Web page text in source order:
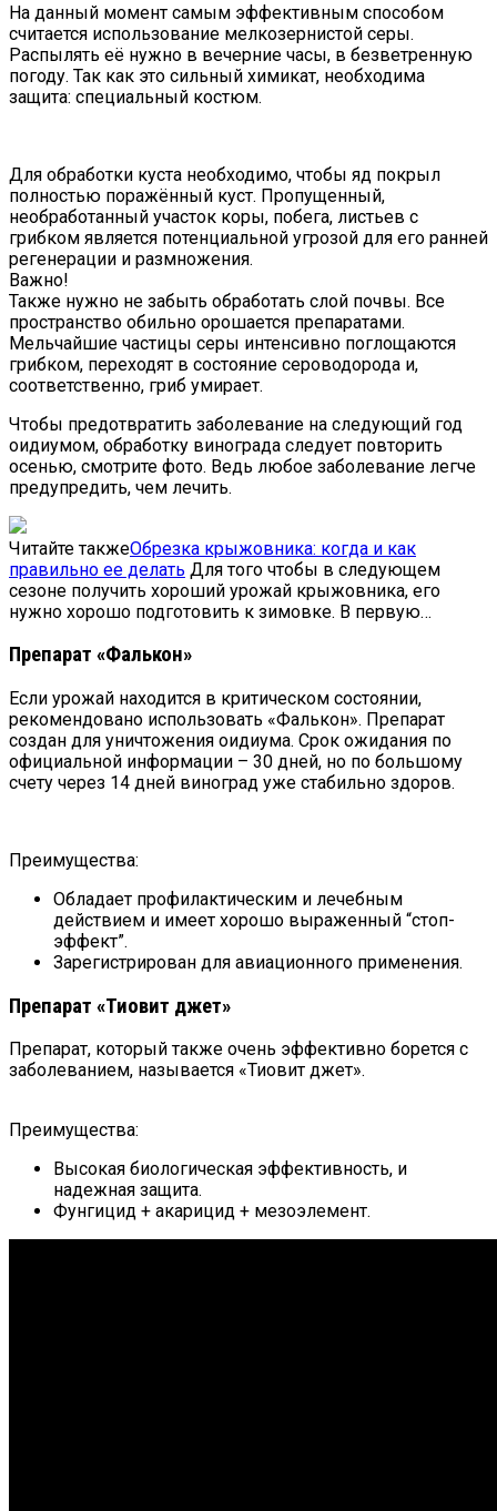
На данный момент самым эффективным способом
считается использование мелкозернистой серы.
Распылять её нужно в вечерние часы, в безветренную
погоду. Так как это сильный химикат, необходима
защита: специальный костюм.
Для обработки куста необходимо, чтобы яд покрыл
полностью поражённый куст. Пропущенный,
необработанный участок коры, побега, листьев с
грибком является потенциальной угрозой для его ранней
регенерации и размножения.
Важно!
Также нужно не забыть обработать слой почвы. Все
пространство обильно орошается препаратами.
Мельчайшие частицы серы интенсивно поглощаются
грибком, переходят в состояние сероводорода и,
соответственно, гриб умирает.
Чтобы предотвратить заболевание на следующий год
оидиумом, обработку винограда следует повторить
осенью, смотрите фото. Ведь любое заболевание легче
предупредить, чем лечить.
Читайте такжеОбрезка крыжовника: когда и как
правильно ее делать Для того чтобы в следующем
сезоне получить хороший урожай крыжовника, его
нужно хорошо подготовить к зимовке. В первую…
Препарат «Фалькон»
Если урожай находится в критическом состоянии,
рекомендовано использовать «Фалькон». Препарат
создан для уничтожения оидиума. Срок ожидания по
официальной информации – 30 дней, но по большому
счету через 14 дней виноград уже стабильно здоров.
Преимущества:
Обладает профилактическим и лечебным
действием и имеет хорошо выраженный “стоп-
эффект”.
Зарегистрирован для авиационного применения.
Препарат «Тиовит джет»
Препарат, который также очень эффективно борется с
заболеванием, называется «Тиовит джет».
Преимущества:
Высокая биологическая эффективность, и
надежная защита.
Фунгицид + акарицид + мезоэлемент.